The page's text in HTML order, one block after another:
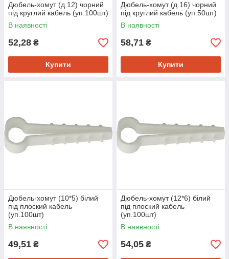
Дюбель-хомут (д 12) чорний
під круглий кабель (уп.100шт)
В наявності
52,28 ₴
Купити
Дюбель-хомут (д 16) чорний
під круглий кабель (уп.50шт)
В наявності
58,71 ₴
Купити
Дюбель-хомут (10*5) білий
під плоский кабель
(уп.100шт)
В наявності
49,51 ₴
Дюбель-хомут (12*6) білий
під плоский кабель
(уп.100шт)
В наявності
54,05 ₴